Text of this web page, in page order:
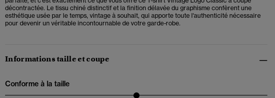
décontractée. Le tissu chiné distinctif et la finition délavée du graphisme confèrent une
esthétique usée par le temps, vintage à souhait, qui apporte toute l'authenticité nécessaire
pour devenir un véritable incontournable de votre garde-robe.
Informations taille et coupe
Conforme à la taille